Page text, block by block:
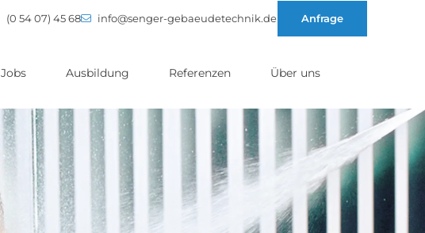
(0 54 07) 45 68 info@senger-gebaeudetechnik.de Anfrage
Jobs Ausbildung Referenzen Über uns